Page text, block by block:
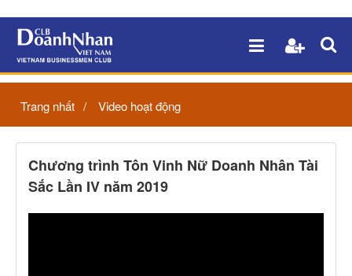
Trang nhất Video hoạt động
Chương trình Tôn Vinh Nữ Doanh Nhân Tài
Sắc Lần IV năm 2019